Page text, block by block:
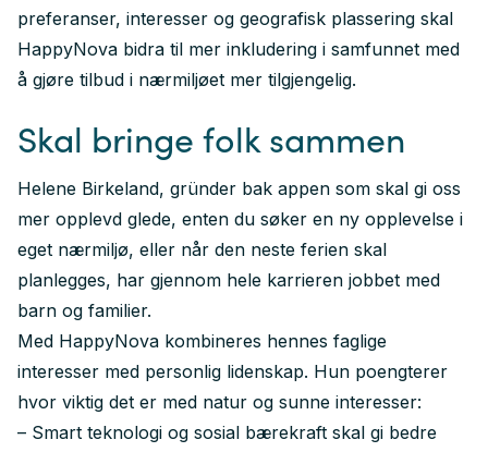
preferanser, interesser og geografisk plassering skal
HappyNova bidra til mer inkludering i samfunnet med
å gjøre tilbud i nærmiljøet mer tilgjengelig.
Skal bringe folk sammen
Helene Birkeland, gründer bak appen som skal gi oss
mer opplevd glede, enten du søker en ny opplevelse i
eget nærmiljø, eller når den neste ferien skal
planlegges, har gjennom hele karrieren jobbet med
barn og familier.
Med HappyNova kombineres hennes faglige
interesser med personlig lidenskap. Hun poengterer
hvor viktig det er med natur og sunne interesser:
– Smart teknologi og sosial bærekraft skal gi bedre